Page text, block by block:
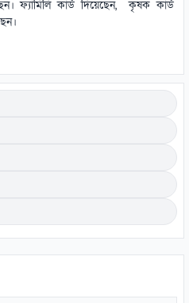
ফ্যামিলি কার্ড দিয়েছেন, কৃষক কার্ড